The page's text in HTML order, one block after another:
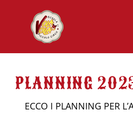
contenuto
PLANNING
ECCO I PLANNING PER